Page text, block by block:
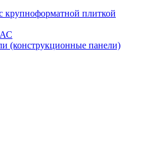
крупноформатной плиткой
(конструкционные панели)